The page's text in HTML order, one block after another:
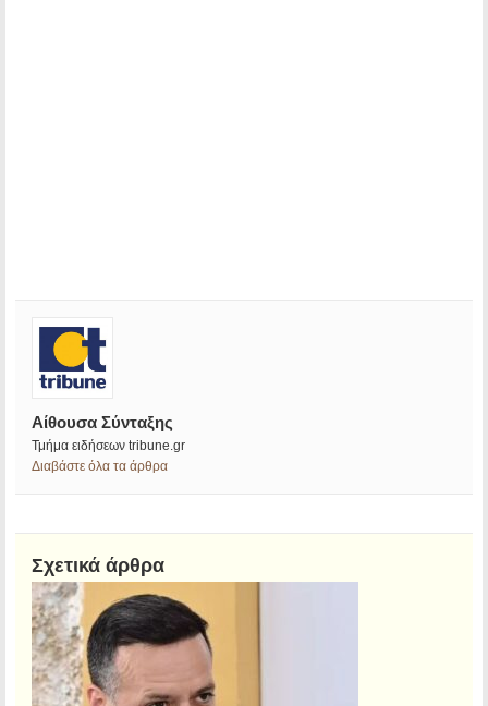
Αίθουσα Σύνταξης
Τμήμα ειδήσεων tribune.gr
Διαβάστε όλα τα άρθρα
Σχετικά άρθρα